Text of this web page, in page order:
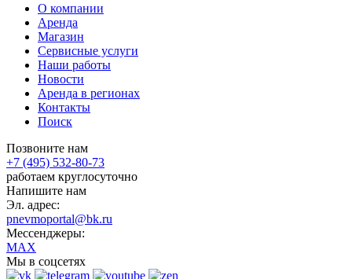
О компании
Аренда
Магазин
Сервисные услуги
Наши работы
Новости
Аренда в регионах
Контакты
Поиск
Позвоните нам
+7 (495) 532-80-73
работаем круглосуточно
Напишите нам
Эл. адрес:
pnevmoportal@bk.ru
Мессенджеры:
MAX
Мы в соцсетях